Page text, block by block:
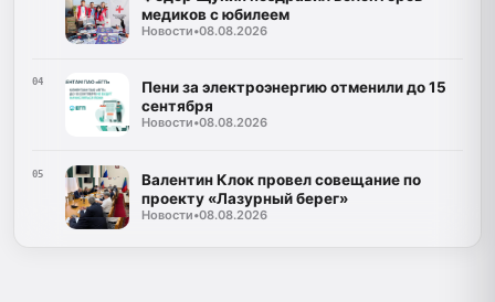
медиков с юбилеем
Новости•08.08.2026
04
Пени за электроэнергию отменили до 15
сентября
Новости•08.08.2026
05
Валентин Клок провел совещание по
проекту «Лазурный берег»
Новости•08.08.2026